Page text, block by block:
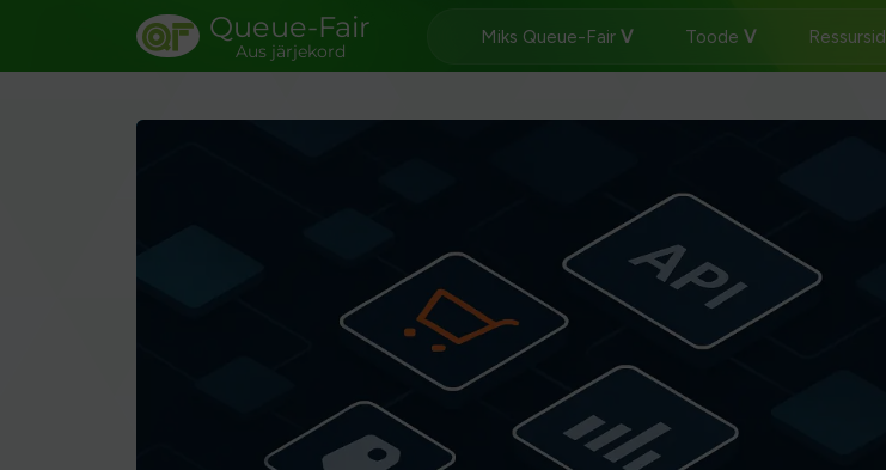
Queue-Fair
Aus järjekord
Miks Queue-Fair Toode Ressursid